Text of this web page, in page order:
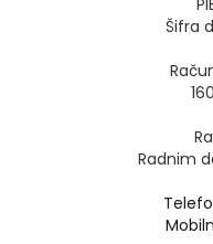
Šifra
Radnim